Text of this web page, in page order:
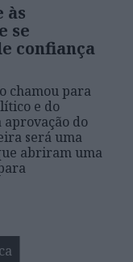
às
se
confiança
chamou para
e do
aprovação do
será uma
abriram uma